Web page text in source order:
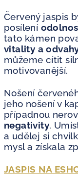
Červený jaspis
posílení
tato kámen
vitality a
můžeme cítit
motivovanější.
Nošení
jeho nošení v
případnou
negativity.
a udělej si
mysl a získala
JASPIS NA